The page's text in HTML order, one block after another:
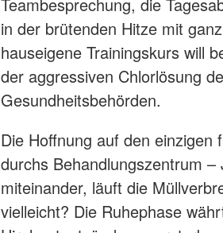
Teambesprechung, die
in der brütenden Hitze mit
hauseigene Trainingskurs will
der aggressiven Chlorlösung
Gesundheitsbehörden.
Die Hoffnung auf den einzigen
durchs Behandlungszentrum
miteinander, läuft die
vielleicht? Die Ruhephase